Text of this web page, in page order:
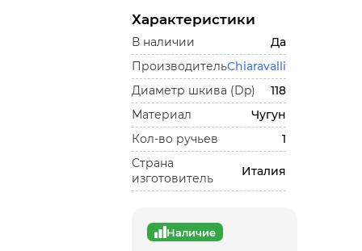
Характеристики
В наличии
Да
ПроизводительChiaravalli
Диаметр шкива (Dp)
118
Материал
Чугун
Кол-во ручьев
1
Страна
изготовитель
Италия
Наличие